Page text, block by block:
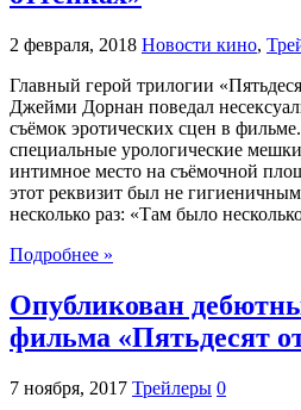
2 февраля, 2018 Новости кино,
Главный герой трилогии
Джейми Дорнан поведал
съёмок эротических сцен в
специальные урологические
интимное место на съёмочной
этот реквизит был не
несколько раз: «Там было
Подробнее »
Опубликован
фильма «Пятьдесят
7 ноября, 2017 Трейлеры 0